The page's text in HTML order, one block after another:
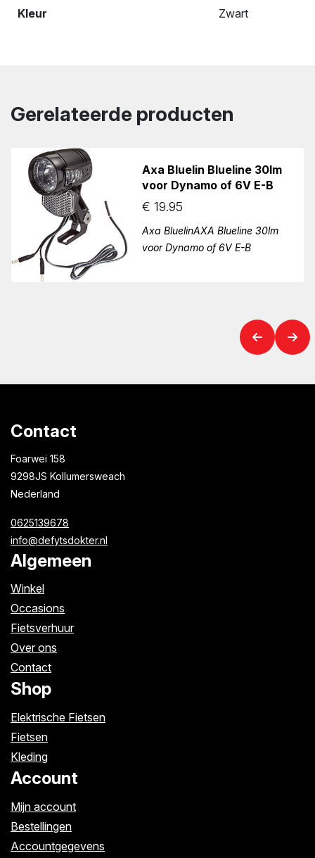
Kleur Zwart
Gerelateerde producten
Axa Bluelin Blueline 30lm
voor Dynamo of 6V E-B
€ 19.95
Axa BluelinAXA Blueline 30lm
voor Dynamo of 6V E-B
Contact
Foarwei 158
9298JS Kollumersweach
Nederland
0625139678
info@defytsdokter.nl
Algemeen
Winkel
Occasions
Fietsverhuur
Over ons
Contact
Shop
Elektrische Fietsen
Fietsen
Kleding
Account
Mijn account
Bestellingen
Accountgegevens